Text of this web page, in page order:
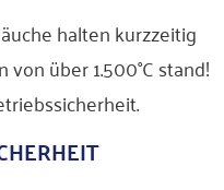
halten kurzzeitig
über 1.500°C stand!